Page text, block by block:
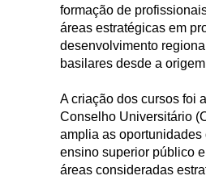
formação de
áreas estratégicas em
desenvolvimento
basilares desde a
A criação dos cursos foi
Conselho Universitário
amplia as oportunidades
ensino superior público
áreas consideradas